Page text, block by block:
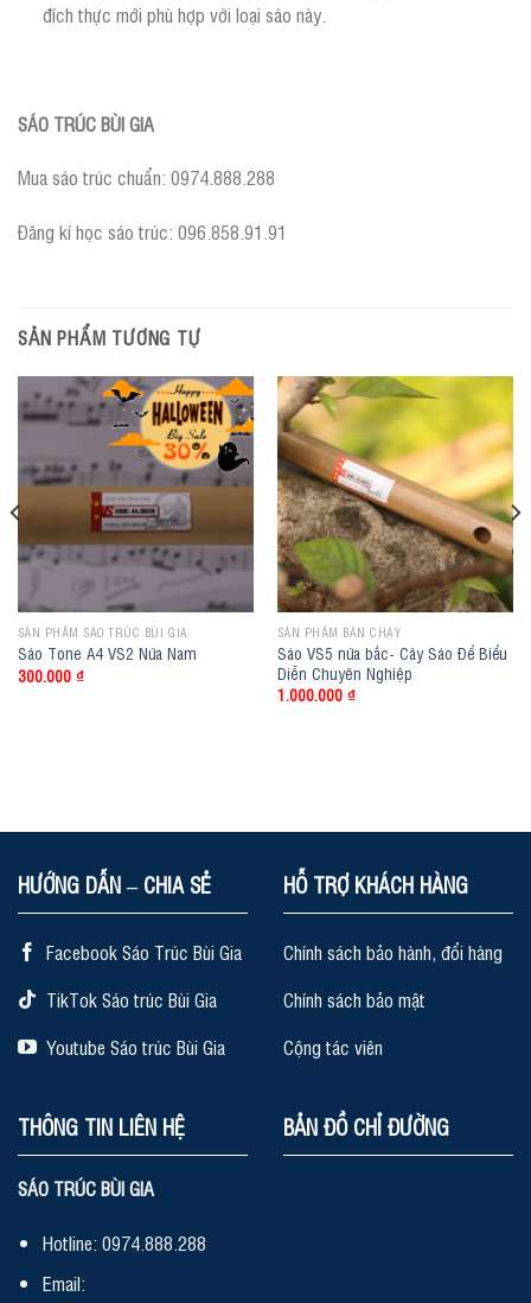
đích thực mới phù hợp với loại sáo này.
SÁO TRÚC BÙI GIA
Mua sáo trúc chuẩn: 0974.888.288
Đăng kí học sáo trúc: 096.858.91.91
SẢN PHẨM TƯƠNG TỰ
SẢN PHẨM SÁO TRÚC BÙI GIA
Sáo Tone A4 VS2 Nứa Nam
300.000 ₫
SẢN PHẨM BÁN CHẠY
Sáo VS5 nứa bắc- Cây Sáo Để Biểu
Diễn Chuyên Nghiệp
1.000.000 ₫
HƯỚNG DẪN – CHIA SẺ
Facebook Sáo Trúc Bùi Gia
TikTok Sáo trúc Bùi Gia
Youtube Sáo trúc Bùi Gia
HỖ TRỢ KHÁCH HÀNG
Chính sách bảo hành, đổi hàng
Chính sách bảo mật
Cộng tác viên
THÔNG TIN LIÊN HỆ
SÁO TRÚC BÙI GIA
Hotline: 0974.888.288
Email:
BẢN ĐỒ CHỈ ĐƯỜNG